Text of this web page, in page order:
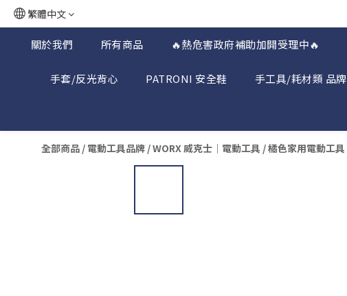
繁體中文
關於我們 所有商品 🔥熱危害政府補助加開受理中🔥
手套/反光背心 PATRONI 安全鞋 手工具/耗材類 品牌
全部商品 / 電動工具品牌 /WORX 威克士｜電動工具 /橘色家用電動工具